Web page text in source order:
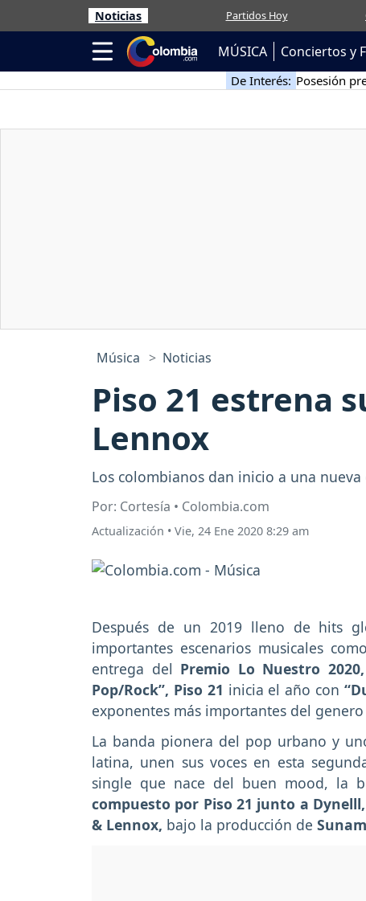
Noticias Partidos Hoy
MÚSICA Conciertos y
De Interés: Posesión
Música Noticias
Piso 21 estrena
Lennox
Los colombianos dan inicio a una
Por: Cortesía • Colombia.com
Actualización • Vie, 24 Ene 2020 8:29 am
Después de un 2019 lleno de hits
importantes escenarios musicales
entrega del Premio Lo Nuestro 2020,
Pop/Rock”, Piso 21 inicia el año con
exponentes más importantes del
La banda pionera del pop urbano y
latina, unen sus voces en esta
single que nace del buen mood, la
compuesto por Piso 21 junto a
& Lennox, bajo la producción de